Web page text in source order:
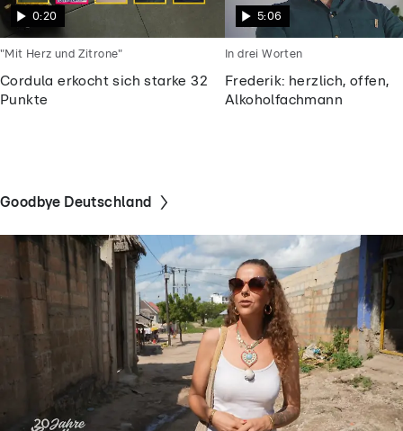
0:20
Cordula erkocht sich starke 32
Punkte
"Mit Herz und Zitrone"
5:06
Frederik: herzlich, offen,
Alkoholfachmann
In drei Worten
Goodbye Deutschland